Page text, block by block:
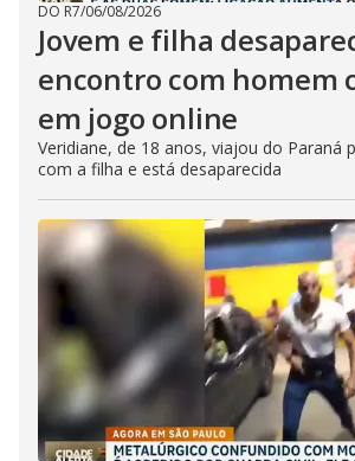
DO R7/06/08/2026
Jovem e filha
encontro com homem
em jogo online
Veridiane, de 18 anos, viajou do Paraná
com a filha e está desaparecida